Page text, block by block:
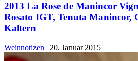
2013 La Rose de Manincor
Rosato IGT, Tenuta Manincor,
Kaltern
Weinnotizen | 20. Januar 2015